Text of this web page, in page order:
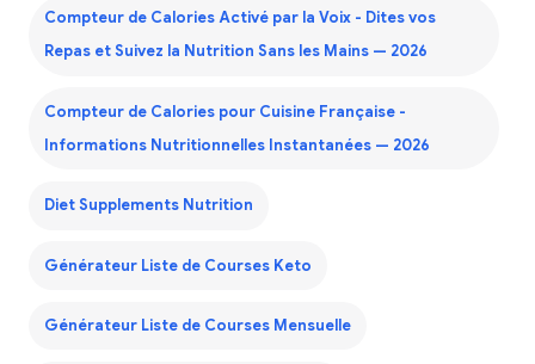
Compteur de Calories Activé par la Voix - Dites vos
Repas et Suivez la Nutrition Sans les Mains — 2026
Compteur de Calories pour Cuisine Française -
Informations Nutritionnelles Instantanées — 2026
Diet Supplements Nutrition
Générateur Liste de Courses Keto
Générateur Liste de Courses Mensuelle